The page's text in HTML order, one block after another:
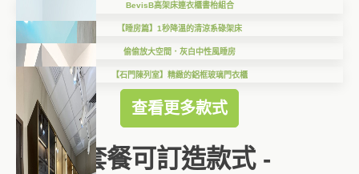
BevisB高架床連衣櫃書枱組合
【睡房篇】1秒降溫的清涼系碌架床
偷偷放大空間．灰白中性風睡房
【石門陳列室】精緻的鋁框玻璃門衣櫃
查看更多款式
套餐可訂造款式 -